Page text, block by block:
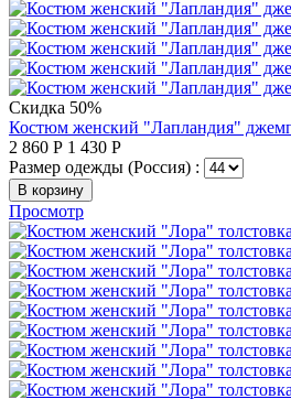
Скидка 50%
Костюм женский "Лапландия"
2 860 Р 1 430 Р
Размер одежды (Россия) :
В корзину
Просмотр